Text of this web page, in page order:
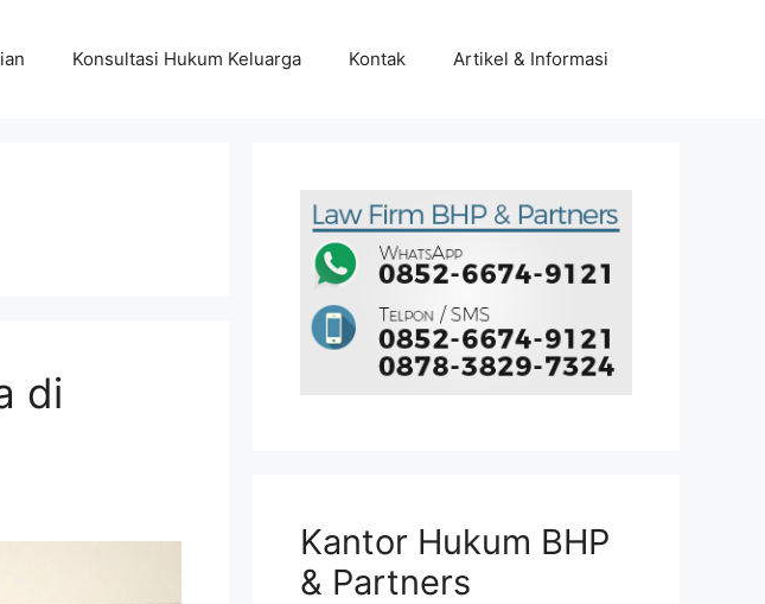
Konsultasi Hukum Keluarga Kontak Artikel & Informasi
di
Kantor Hukum BHP
& Partners